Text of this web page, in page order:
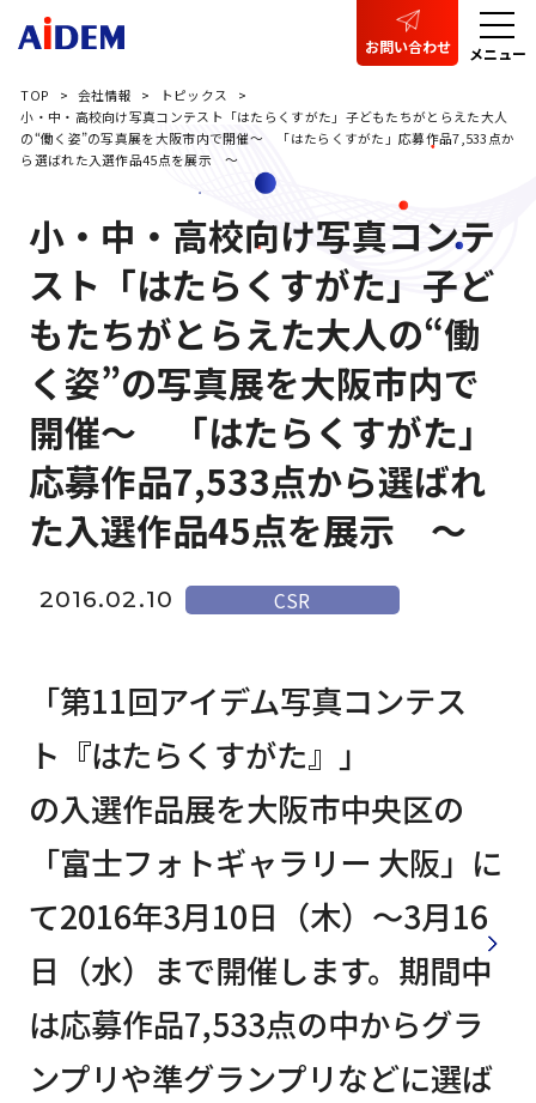
お問い合わせ メニュー
TOP 会社情報
トピックス
小・中・高校向け写真コンテスト「はたらくすがた」子どもたちがとらえた大人
の“働く姿”の写真展を大阪市内で開催～ 「はたらくすがた」応募作品7,533点か
ら選ばれた入選作品45点を展示 ～
小・中・高校向け写真コンテ
スト「はたらくすがた」子ど
もたちがとらえた大人の“働
く姿”の写真展を大阪市内で
開催～ 「はたらくすがた」
応募作品7,533点から選ばれ
た入選作品45点を展示 ～
2016.02.10 CSR
「第11回アイデム写真コンテス
ト『はたらくすがた』」
の入選作品展を大阪市中央区の
「富士フォトギャラリー 大阪」に
て2016年3月10日（木）～3月16
日（水）まで開催します。期間中
は応募作品7,533点の中からグラ
ンプリや準グランプリなどに選ば